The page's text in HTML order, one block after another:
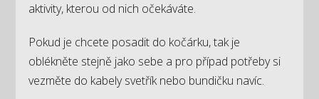
aktivity, kterou od nich očekáváte.
Pokud je chcete posadit do kočárku, tak je
oblékněte stejně jako sebe a pro případ potřeby si
vezměte do kabely svetřík nebo bundičku navíc.